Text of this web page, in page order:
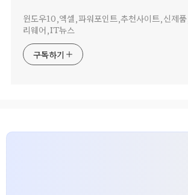
윈도우10,엑셀,파워포인트,추천사이트,신제
리웨어,IT뉴스
구독하기